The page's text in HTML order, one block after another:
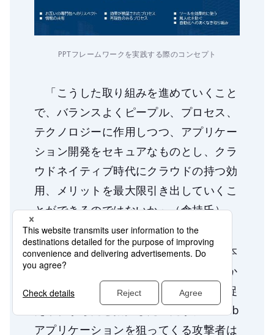
PPTフレームワークを実践する際のコンセプト
「こうした取り組みを進めていくこと
で、バランスよくピープル、プロセス、
テクノロジーに作用しつつ、アプリケー
ション開発をセキュアなものとし、クラ
ウドネイティブ時代にクラウドの持つ効
用、メリットを最大限引き出していくこ
とができるのではないか」（倉持氏）
最後に倉持氏は、自然災害に多い日本
においては、サイバー攻撃も「運が悪か
った、しょうがない」と災害のように捉
えられがちだと指摘した。だが、「Web
アプリケーションを狙ってくる攻撃者は